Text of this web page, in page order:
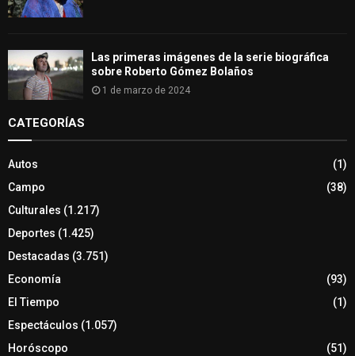
Las primeras imágenes de la serie biográfica
sobre Roberto Gómez Bolaños
1 de marzo de 2024
CATEGORÍAS
Autos
(1)
Campo
(38)
Culturales (1.217)
Deportes (1.425)
Destacadas (3.751)
Economía
(93)
El Tiempo
(1)
Espectáculos (1.057)
Horóscopo
(51)